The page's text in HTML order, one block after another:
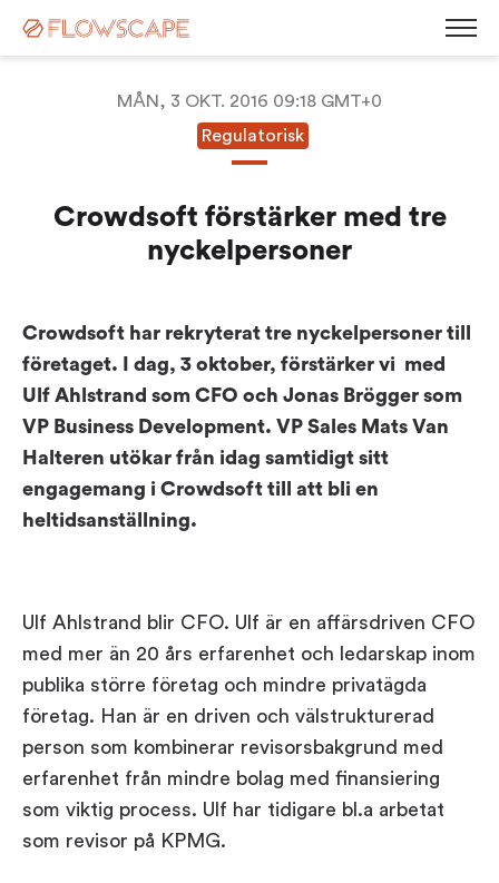
MÅN, 3 OKT. 2016 09:18 GMT+0
Regulatorisk
Crowdsoft förstärker med tre
nyckelpersoner
Crowdsoft har rekryterat tre nyckelpersoner till
företaget. I dag, 3 oktober, förstärker vi med
Ulf Ahlstrand som CFO och Jonas Brögger som
VP Business Development. VP Sales Mats Van
Halteren utökar från idag samtidigt sitt
engagemang i Crowdsoft till att bli en
heltidsanställning.
Ulf Ahlstrand blir CFO. Ulf är en affärsdriven CFO
med mer än 20 års erfarenhet och ledarskap inom
publika större företag och mindre privatägda
företag. Han är en driven och välstrukturerad
person som kombinerar revisorsbakgrund med
erfarenhet från mindre bolag med finansiering
som viktig process. Ulf har tidigare bl.a arbetat
som revisor på KPMG.
Room Booking System
Workplace Analytics
Room Displays
Automatic Desk Check-in
Kiosk Screen
Sensors
Contact
Career
News
Workplace ROI
FAQ
Corporate Governance
Press Releases